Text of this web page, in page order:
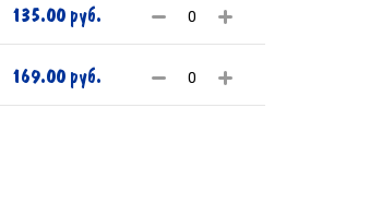
135.00 руб.
169.00 руб.